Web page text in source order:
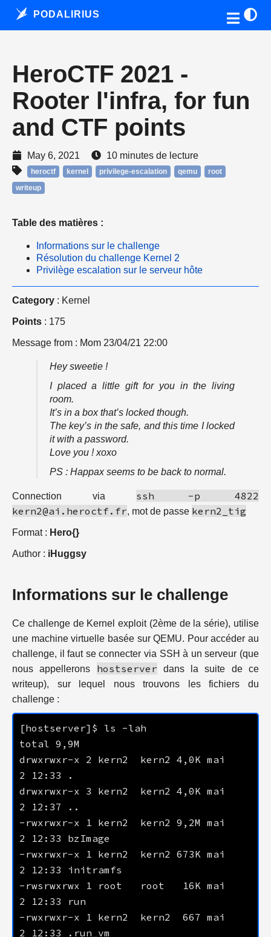
PODALIRIUS
HeroCTF 2021 -
Rooter l'infra, for fun
and CTF points
May 6, 2021 10 minutes de lecture
heroctf kernel privilege-escalation qemu
root
writeup
Table des matières :
Informations sur le challenge
Résolution du challenge Kernel 2
Privilège escalation sur le serveur hôte
Category : Kernel
Points : 175
Message from : Mom 23/04/21 22:00
Hey sweetie !
I placed a little gift for you in the living
room.
It’s in a box that’s locked though.
The key’s in the safe, and this time I locked
it with a password.
Love you ! xoxo
PS : Happax seems to be back to normal.
Connection via ssh -p 4822
kern2@ai.heroctf.fr, mot de passe kern2_tig
Format : Hero{}
Author : iHuggsy
Informations sur le challenge
Ce challenge de Kernel exploit (2ème de la série), utilise
une machine virtuelle basée sur QEMU. Pour accéder au
challenge, il faut se connecter via SSH à un serveur (que
nous appellerons hostserver dans la suite de ce
writeup), sur lequel nous trouvons les fichiers du
challenge :
drwxrwxr-x 2 kern2  kern2 4,0K mai
drwxrwxr-x 3 kern2  kern2 4,0K mai
-rwxrwxr-x 1 kern2  kern2 9,2M mai
-rwxrwxr-x 1 kern2  kern2 673K mai
-rwsrwxrwx 1 root   root   16K mai
-rwxrwxr-x 1 kern2  kern2  667 mai